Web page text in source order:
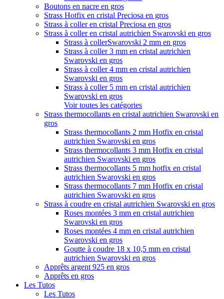
Boutons en nacre en gros
Strass Hotfix en cristal Preciosa en gros
Strass à coller en cristal Preciosa en gros
Strass à coller en cristal autrichien Swarovski en gros
Strass à collerSwarovski 2 mm en gros
Strass à coller 3 mm en cristal autrichien
Swarovski en gros
Strass à coller 4 mm en cristal autrichien
Swarovski en gros
Strass à coller 5 mm en cristal autrichien
Swarovski en gros
Voir toutes les catégories
Strass thermocollants en cristal autrichien Swarovski en
gros
Strass thermocollants 2 mm Hotfix en cristal
autrichien Swarovski en gros
Strass thermocollants 3 mm Hotfix en cristal
autrichien Swarovski en gros
Strass thermocollants 5 mm hotfix en cristal
autrichien Swarovski en gros
Strass thermocollants 7 mm Hotfix en cristal
autrichien Swarovski en gros
Strass à coudre en cristal autrichien Swarovski en gros
Roses montées 3 mm en cristal autrichien
Swarovski en gros
Roses montées 4 mm en cristal autrichien
Swarovski en gros
Goutte à coudre 18 x 10,5 mm en cristal
autrichien Swarovski en gros
Apprêts argent 925 en gros
Apprêts en gros
Les Tutos
Les Tutos